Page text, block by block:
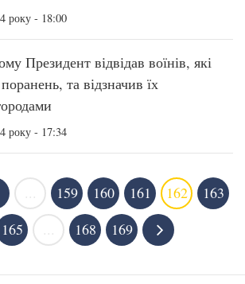
року - 18:00
Президент відвідав воїнів, які
та відзначив їх
року - 17:34
159 160 161 162
163
165 168 169